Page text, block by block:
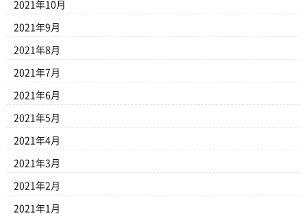
2021年10月
2021年9月
2021年8月
2021年7月
2021年6月
2021年5月
2021年4月
2021年3月
2021年2月
2021年1月